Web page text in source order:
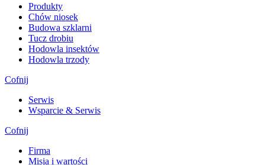
Produkty
Chów niosek
Budowa szklarni
Tucz drobiu
Hodowla insektów
Hodowla trzody
Cofnij
Serwis
Wsparcie & Serwis
Cofnij
Firma
Misja i wartości